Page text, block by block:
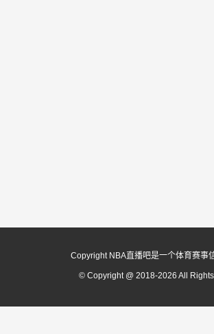
Copyright NBA直播吧是一个体育赛事
© Copyright @ 2018-2026 All